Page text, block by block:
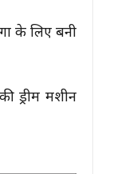
के लिए बनी
ड्रीम मशीन